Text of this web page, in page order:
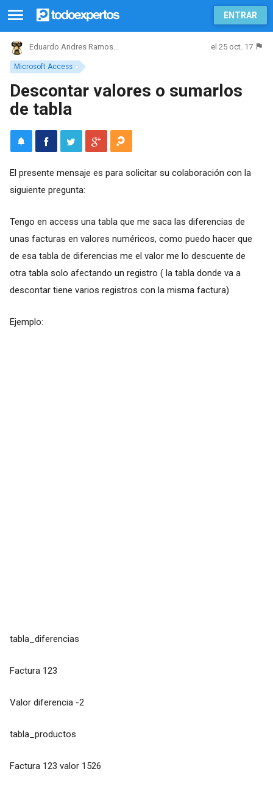
ENTRAR
Microsoft Access
Eduardo Andres Ramos... el 25 oct. 17
Descontar valores o sumarlos
de tabla
El presente mensaje es para solicitar su colaboración con la
siguiente pregunta:
Tengo en access una tabla que me saca las diferencias de
unas facturas en valores numéricos, como puedo hacer que
de esa tabla de diferencias me el valor me lo descuente de
otra tabla solo afectando un registro ( la tabla donde va a
descontar tiene varios registros con la misma factura)
Ejemplo:
tabla_diferencias
Factura 123
Valor diferencia -2
tabla_productos
Factura 123 valor 1526